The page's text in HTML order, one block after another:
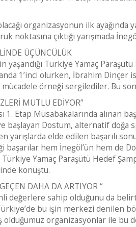
organizasyonun ilk
noktasına çıktığı yarışmada
ÜÇÜNCÜLÜK
yaşandığı Türkiye Yamaç
1’inci olurken, İbrahim
örneği sergilediler. Bu
MUTLU EDİYOR”
Etap Müsabakalarında alınan
başlayan Dostum, alternatif
yarışlarda elde edilen başarılı
hem İnegöl’ün hem de
Yamaç Paraşütü Hedef
konuştu.
DAHA DA ARTIYOR “
değerlere sahip olduğunu da
bu işin merkezi denilen
organizasyonlar ile bu